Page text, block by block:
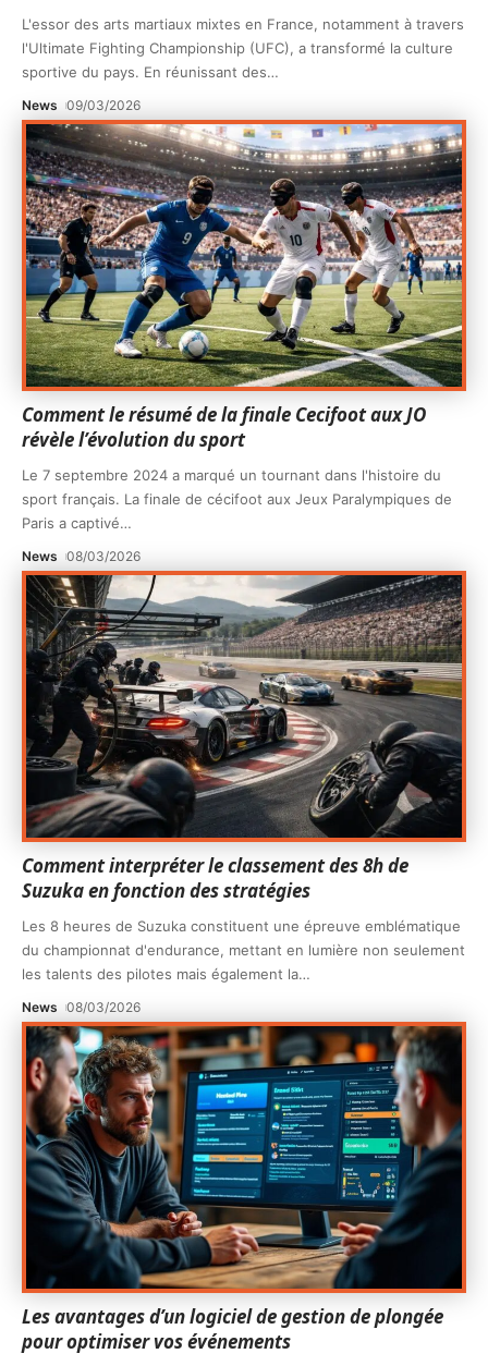
L'essor des arts martiaux mixtes en France, notamment à travers
l'Ultimate Fighting Championship (UFC), a transformé la culture
sportive du pays. En réunissant des…
News 09/03/2026
Comment le résumé de la finale Cecifoot aux JO
révèle l’évolution du sport
Le 7 septembre 2024 a marqué un tournant dans l'histoire du
sport français. La finale de cécifoot aux Jeux Paralympiques de
Paris a captivé…
News 08/03/2026
Comment interpréter le classement des 8h de
Suzuka en fonction des stratégies
Les 8 heures de Suzuka constituent une épreuve emblématique
du championnat d'endurance, mettant en lumière non seulement
les talents des pilotes mais également la…
News 08/03/2026
Les avantages d’un logiciel de gestion de plongée
pour optimiser vos événements